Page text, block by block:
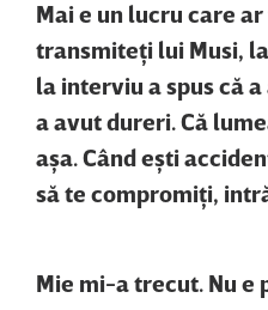
Mai e un lucru care
transmiteţi lui Musi,
la interviu a spus că
a avut dureri. Că
aşa. Când eşti
să te compromiţi,
Mie mi-a trecut. Nu e